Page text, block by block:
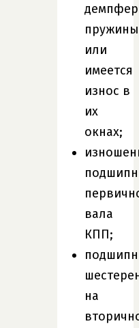
пружины
или
имеется
износ в
их
окнах;
вала
КПП;
на